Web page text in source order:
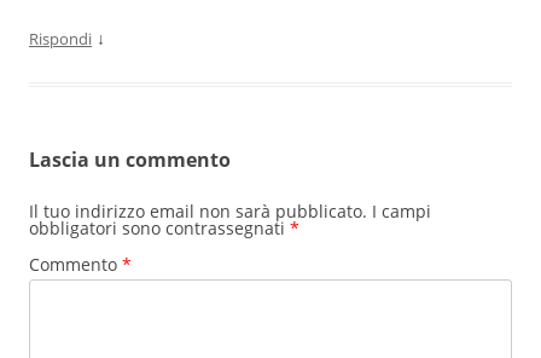
Rispondi ↓
Lascia un commento
Il tuo indirizzo email non sarà pubblicato. I campi
obbligatori sono contrassegnati *
Commento *